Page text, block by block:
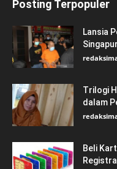
Posting Terpopuler
Lansia
Trilogi
dalam
Beli